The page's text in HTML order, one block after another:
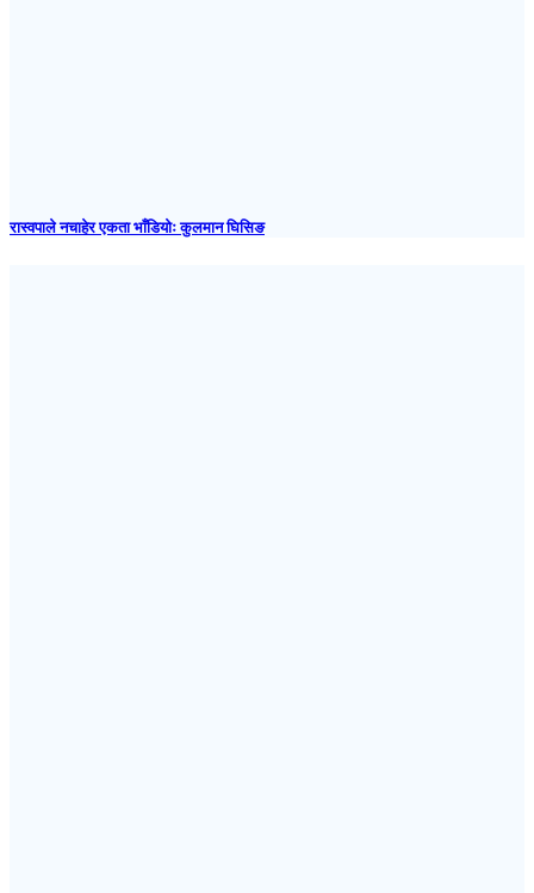
रास्वपाले नचाहेर एकता भाँडियोः कुलमान घिसिङ